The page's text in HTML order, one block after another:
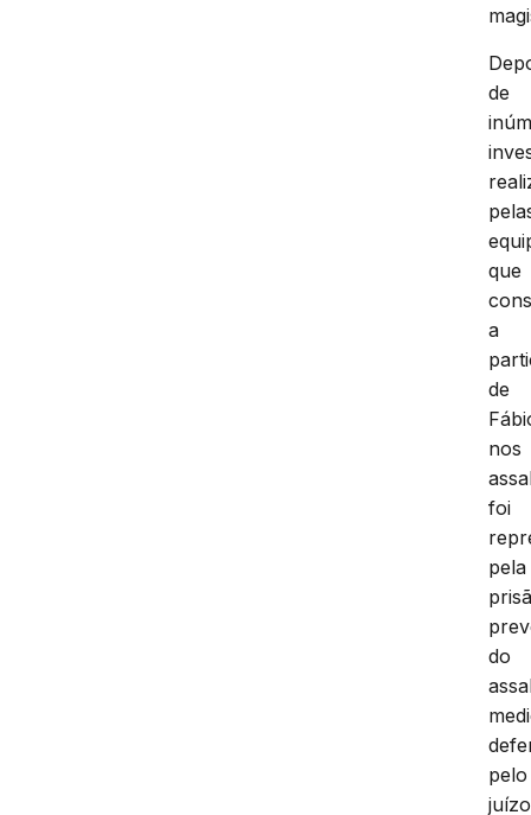
de
que
a
de
nos
foi
pela
do
pelo
juízo